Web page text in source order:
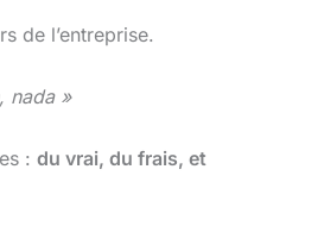
de l’entreprise.
nada »
: du vrai, du frais, et